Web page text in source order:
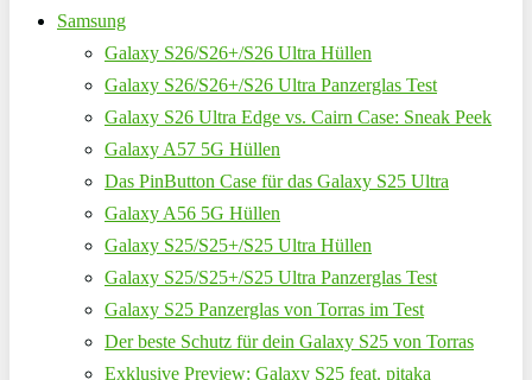
Samsung
Galaxy S26/S26+/S26 Ultra Hüllen
Galaxy S26/S26+/S26 Ultra Panzerglas Test
Galaxy S26 Ultra Edge vs. Cairn Case: Sneak Peek
Galaxy A57 5G Hüllen
Das PinButton Case für das Galaxy S25 Ultra
Galaxy A56 5G Hüllen
Galaxy S25/S25+/S25 Ultra Hüllen
Galaxy S25/S25+/S25 Ultra Panzerglas Test
Galaxy S25 Panzerglas von Torras im Test
Der beste Schutz für dein Galaxy S25 von Torras
Exklusive Preview: Galaxy S25 feat. pitaka